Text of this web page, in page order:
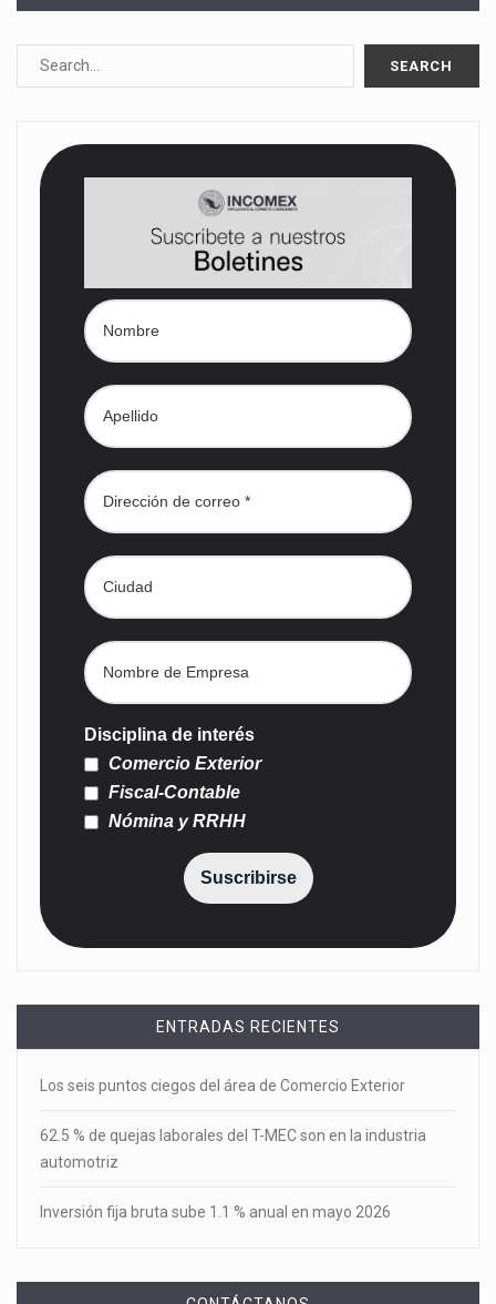
Disciplina de interés
Comercio Exterior
Fiscal-Contable
Nómina y RRHH
Suscribirse
ENTRADAS RECIENTES
Los seis puntos ciegos del área de Comercio Exterior
62.5 % de quejas laborales del T-MEC son en la industria
automotriz
Inversión fija bruta sube 1.1 % anual en mayo 2026